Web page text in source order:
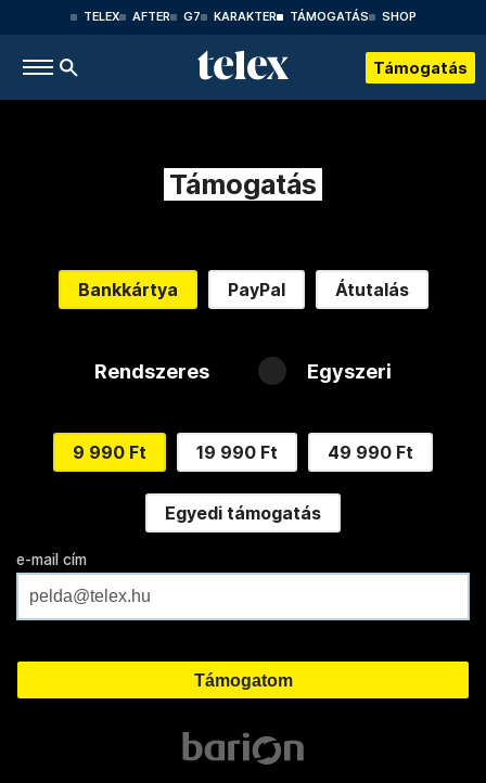
TELEX AFTER G7 KARAKTER TÁMOGATÁS SHOP
Támogatás
Támogatás
Bankkártya PayPal Átutalás
Rendszeres Egyszeri
9 990 Ft 19 990 Ft 49 990 Ft
Egyedi támogatás
e-mail cím